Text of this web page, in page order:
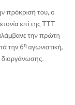
πρόκρισή του, ο
επί της ΤΤΤ
την πρώτη
την 6η αγωνιστική,
διοργάνωσης.